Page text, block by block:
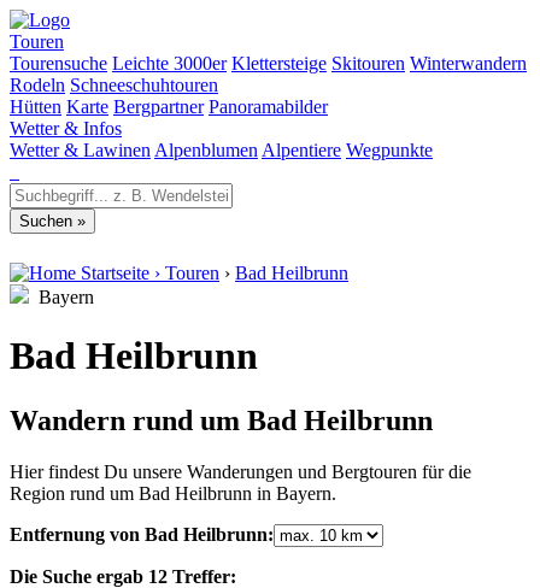
Touren
Tourensuche Leichte 3000er Klettersteige Skitouren Winterwandern
Rodeln Schneeschuhtouren
Hütten Karte Bergpartner Panoramabilder
Wetter & Infos
Wetter & Lawinen Alpenblumen Alpentiere Wegpunkte
Startseite › Touren › Bad Heilbrunn
Bayern
Bad Heilbrunn
Wandern rund um Bad Heilbrunn
Hier findest Du unsere Wanderungen und Bergtouren für die
Region rund um Bad Heilbrunn in Bayern.
Entfernung von Bad Heilbrunn:
Die Suche ergab 12 Treffer: